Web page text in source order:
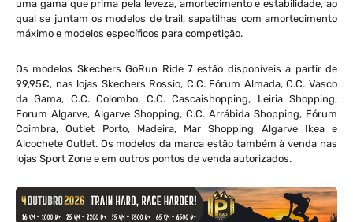
uma gama que prima pela leveza, amortecimento e estabilidade, ao
qual se juntam os modelos de trail, sapatilhas com amortecimento
máximo e modelos específicos para competição.
Os modelos Skechers GoRun Ride 7 estão disponíveis a partir de
99,95€, nas lojas Skechers Rossio, C.C. Fórum Almada, C.C. Vasco
da Gama, C.C. Colombo, C.C. Cascaishopping, Leiria Shopping,
Forum Algarve, Algarve Shopping, C.C. Arrábida Shopping, Fórum
Coimbra, Outlet Porto, Madeira, Mar Shopping Algarve Ikea e
Alcochete Outlet. Os modelos da marca estão também à venda nas
lojas Sport Zone e em outros pontos de venda autorizados.